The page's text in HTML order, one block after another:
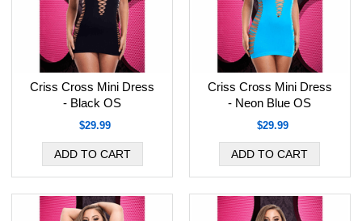
Criss Cross Mini Dress
- Black OS
$29.99
Criss Cross Mini Dress
- Neon Blue OS
$29.99